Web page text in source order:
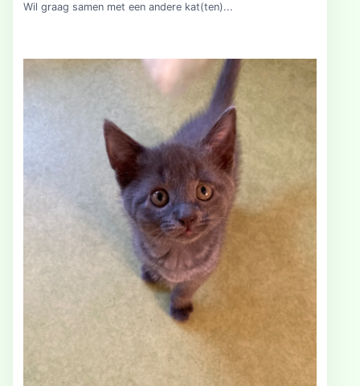
Wil graag samen met een andere kat(ten)...